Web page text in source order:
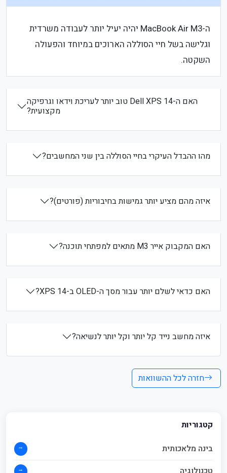
ה-MacBook Air M3 יהיה יעיל יותר לעבודה משרדית
וגלישה בשל חיי הסוללה הארוכים במיוחד והפעולה
השקטה.
האם ה-Dell XPS 14 טוב יותר לעריכת וידאו וגרפיקה
מקצועית?
מהו ההבדל העיקרי בחיי הסוללה בין שני המחשבים?
איזה מהם מציע יותר גמישות בחיבוריות (פורטים)?
האם המקבוק אייר M3 מתאים למפתחי תוכנה?
האם כדאי לשלם יותר עבור מסך ה-OLED ב-XPS 14?
איזה מחשב נייד קל יותר וקל יותר לנשיאה?
חזרה לכל ההשוואות
קטגוריות
בינה מלאכותית
→
→